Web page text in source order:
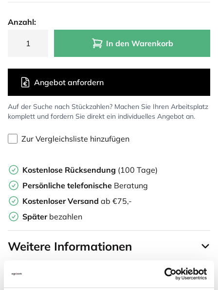
Anzahl:
In den Warenkorb
Auf der Suche nach Stückzahlen? Machen Sie Ihren Arbeitsplatz
komplett und fordern Sie direkt ein individuelles Angebot an.
Angebot anfordern
Zur Vergleichsliste hinzufügen
Kostenlose Rücksendung (100 Tage)
Persönliche telefonische Beratung
Kostenloser Versand ab €75,-
Später bezahlen
Weitere Informationen